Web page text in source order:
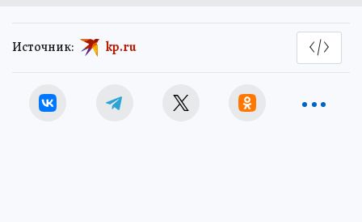
Источник: kp.ru